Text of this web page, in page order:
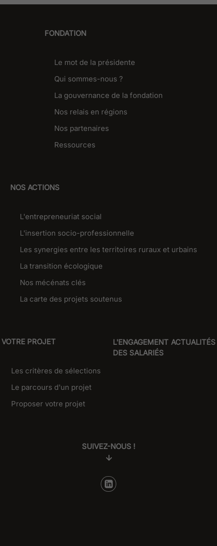
FONDATION
Le mot de la présidente
Qui sommes-nous ?
La gouvernance de la fondation
Nos relais en régions
Nos partenaires
Ressources
NOS ACTIONS
L'entrepreneuriat social
L'insertion socio-professionnelle
Les synergies entre les territoires ruraux et urbains
La transition écologique
Nos mécénats clés
La carte des projets soutenus
VOTRE PROJET
Les critères de sélections
Le parcours d'un projet
Proposer votre projet
L'ENGAGEMENT
DES SALARIÉS
ACTUALITÉS
SUIVEZ-NOUS !